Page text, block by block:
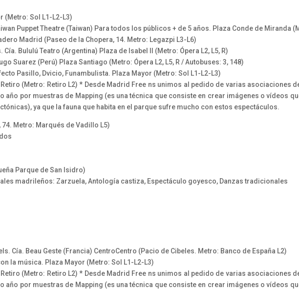
(Metro: Sol L1-L2-L3)
Puppet Theatre (Taiwan) Para todos los públicos + de 5 años. Plaza Conde de Miranda
Madrid (Paseo de la Chopera, 14. Metro: Legazpi L3-L6)
Bululú Teatro (Argentina) Plaza de Isabel II (Metro: Ópera L2, L5, R)
Suarez (Perú) Plaza Santiago (Metro: Ópera L2, L5, R / Autobuses: 3, 148)
Pasillo, Dvicio, Funambulista. Plaza Mayor (Metro: Sol L1-L2-L3)
(Metro: Retiro L2) * Desde Madrid Free ns unimos al pedido de varias asociaciones
año por muestras de Mapping (es una técnica que consiste en crear imágenes o vídeos
ya que la fauna que habita en el parque sufre mucho con estos espectáculos.
Metro: Marqués de Vadillo L5)
Parque de San Isidro)
madrileños: Zarzuela, Antología castiza, Espectáculo goyesco, Danzas tradicionales
Cía. Beau Geste (Francia) CentroCentro (Pacio de Cibeles. Metro: Banco de España L2)
la música. Plaza Mayor (Metro: Sol L1-L2-L3)
(Metro: Retiro L2) * Desde Madrid Free ns unimos al pedido de varias asociaciones
año por muestras de Mapping (es una técnica que consiste en crear imágenes o vídeos